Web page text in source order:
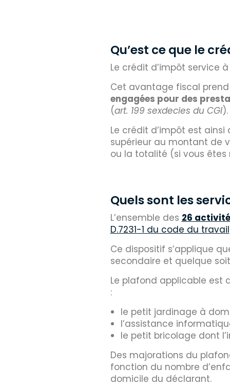
Qu’est ce que le
Le crédit d’impôt service
Cet avantage fiscal
engagées pour des
(art. 199 sexdecies du CGI).
Le crédit d’impôt est
supérieur au montant de
ou la totalité (si vous êtes
Quels sont les
L’ensemble des 26
D.7231-1 du code du travail
Ce dispositif s’applique
secondaire et quelque
Le plafond applicable est
:
le petit jardinage à
l’assistance
le petit bricolage dont
Des majorations du
fonction du nombre
domicile du déclarant.